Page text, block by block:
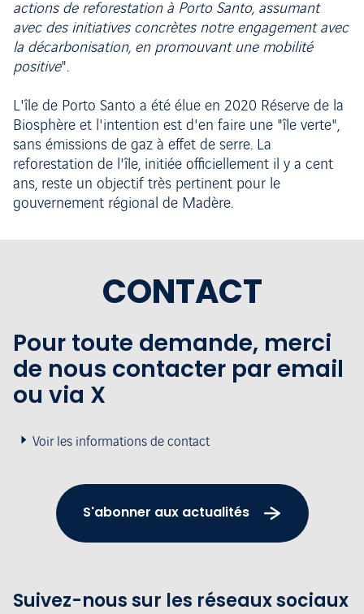
actions de reforestation à Porto Santo, assumant
avec des initiatives concrètes notre engagement avec
la décarbonisation, en promouvant une mobilité
positive".
L'île de Porto Santo a été élue en 2020 Réserve de la
Biosphère et l'intention est d'en faire une "île verte",
sans émissions de gaz à effet de serre. La
reforestation de l'île, initiée officiellement il y a cent
ans, reste un objectif très pertinent pour le
gouvernement régional de Madère.
CONTACT
Pour toute demande, merci
de nous contacter par email
ou via X
Voir les informations de contact
S'abonner aux actualités
Suivez-nous sur les réseaux sociaux